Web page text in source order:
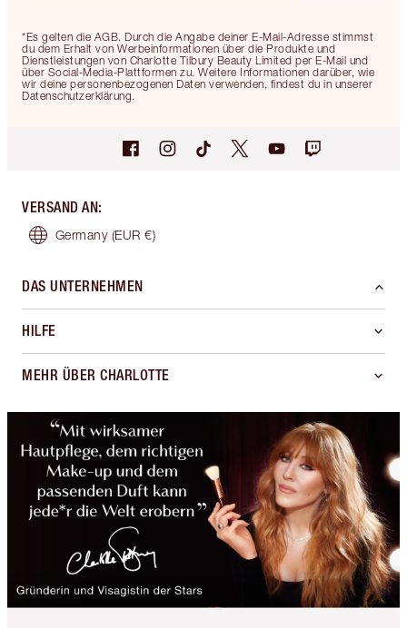
*Es gelten die AGB. Durch die Angabe deiner E-Mail-Adresse stimmst
du dem Erhalt von Werbeinformationen über die Produkte und
Dienstleistungen von Charlotte Tilbury Beauty Limited per E-Mail und
über Social-Media-Plattformen zu. Weitere Informationen darüber, wie
wir deine personenbezogenen Daten verwenden, findest du in unserer
Datenschutzerklärung.
VERSAND AN:
Germany (EUR €)
DAS UNTERNEHMEN
HILFE
MEHR ÜBER CHARLOTTE